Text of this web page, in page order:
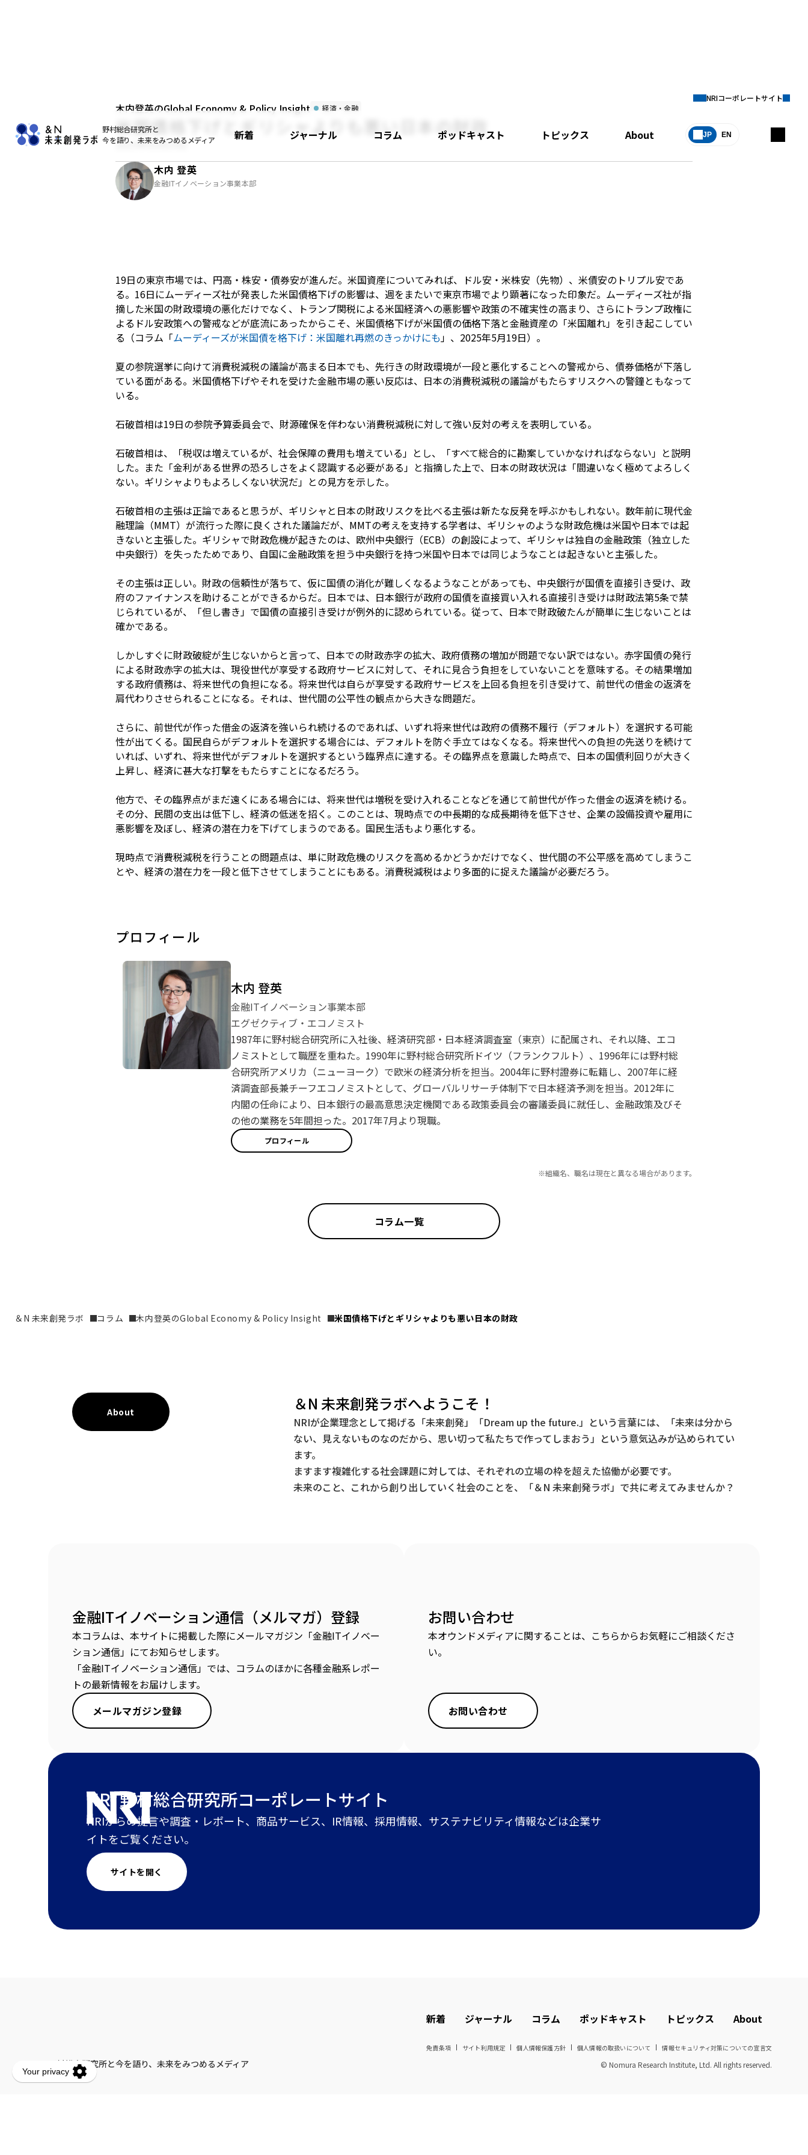
野村総合研究所と
今を語り、未来をみつめるメディア
新着 ジャーナル コラム ポッドキャスト トピックス About JP EN
NRIコーポレートサイト
木内登英のGlobal Economy & Policy Insight 経済・金融
米国債格下げとギリシャよりも悪い日本の財政
2025年05月19日
木内 登英
金融ITイノベーション事業本部
19日の東京市場では、円高・株安・債券安が進んだ。米国資産についてみれば、ドル安・米株安（先物）、米債安のトリプル安であ
る。16日にムーディーズ社が発表した米国債格下げの影響は、週をまたいで東京市場でより顕著になった印象だ。ムーディーズ社が指
摘した米国の財政環境の悪化だけでなく、トランプ関税による米国経済への悪影響や政策の不確実性の高まり、さらにトランプ政権に
よるドル安政策への警戒などが底流にあったからこそ、米国債格下げが米国債の価格下落と金融資産の「米国離れ」を引き起こしてい
る（コラム「ムーディーズが米国債を格下げ：米国離れ再燃のきっかけにも」、2025年5月19日）。
夏の参院選挙に向けて消費税減税の議論が高まる日本でも、先行きの財政環境が一段と悪化することへの警戒から、債券価格が下落し
ている面がある。米国債格下げやそれを受けた金融市場の悪い反応は、日本の消費税減税の議論がもたらすリスクへの警鐘ともなって
いる。
石破首相は19日の参院予算委員会で、財源確保を伴わない消費税減税に対して強い反対の考えを表明している。
石破首相は、「税収は増えているが、社会保障の費用も増えている」とし、「すべて総合的に勘案していかなければならない」と説明
した。また「金利がある世界の恐ろしさをよく認識する必要がある」と指摘した上で、日本の財政状況は「間違いなく極めてよろしく
ない。ギリシャよりもよろしくない状況だ」との見方を示した。
石破首相の主張は正論であると思うが、ギリシャと日本の財政リスクを比べる主張は新たな反発を呼ぶかもしれない。数年前に現代金
融理論（MMT）が流行った際に良くされた議論だが、MMTの考えを支持する学者は、ギリシャのような財政危機は米国や日本では起
きないと主張した。ギリシャで財政危機が起きたのは、欧州中央銀行（ECB）の創設によって、ギリシャは独自の金融政策（独立した
中央銀行）を失ったためであり、自国に金融政策を担う中央銀行を持つ米国や日本では同じようなことは起きないと主張した。
その主張は正しい。財政の信頼性が落ちて、仮に国債の消化が難しくなるようなことがあっても、中央銀行が国債を直接引き受け、政
府のファイナンスを助けることができるからだ。日本では、日本銀行が政府の国債を直接買い入れる直接引き受けは財政法第5条で禁
じられているが、「但し書き」で国債の直接引き受けが例外的に認められている。従って、日本で財政破たんが簡単に生じないことは
確かである。
しかしすぐに財政破綻が生じないからと言って、日本での財政赤字の拡大、政府債務の増加が問題でない訳ではない。赤字国債の発行
による財政赤字の拡大は、現役世代が享受する政府サービスに対して、それに見合う負担をしていないことを意味する。その結果増加
する政府債務は、将来世代の負担になる。将来世代は自らが享受する政府サービスを上回る負担を引き受けて、前世代の借金の返済を
肩代わりさせられることになる。それは、世代間の公平性の観点から大きな問題だ。
さらに、前世代が作った借金の返済を強いられ続けるのであれば、いずれ将来世代は政府の債務不履行（デフォルト）を選択する可能
性が出てくる。国民自らがデフォルトを選択する場合には、デフォルトを防ぐ手立てはなくなる。将来世代への負担の先送りを続けて
いれば、いずれ、将来世代がデフォルトを選択するという臨界点に達する。その臨界点を意識した時点で、日本の国債利回りが大きく
上昇し、経済に甚大な打撃をもたらすことになるだろう。
他方で、その臨界点がまだ遠くにある場合には、将来世代は増税を受け入れることなどを通じて前世代が作った借金の返済を続ける。
その分、民間の支出は低下し、経済の低迷を招く。このことは、現時点での中長期的な成長期待を低下させ、企業の設備投資や雇用に
悪影響を及ぼし、経済の潜在力を下げてしまうのである。国民生活もより悪化する。
現時点で消費税減税を行うことの問題点は、単に財政危機のリスクを高めるかどうかだけでなく、世代間の不公平感を高めてしまうこ
とや、経済の潜在力を一段と低下させてしまうことにもある。消費税減税はより多面的に捉えた議論が必要だろう。
プロフィール
木内 登英
金融ITイノベーション事業本部
エグゼクティブ・エコノミスト
1987年に野村総合研究所に入社後、経済研究部・日本経済調査室（東京）に配属され、それ以降、エコ
ノミストとして職歴を重ねた。1990年に野村総合研究所ドイツ（フランクフルト）、1996年には野村総
合研究所アメリカ（ニューヨーク）で欧米の経済分析を担当。2004年に野村證券に転籍し、2007年に経
済調査部長兼チーフエコノミストとして、グローバルリサーチ体制下で日本経済予測を担当。2012年に
内閣の任命により、日本銀行の最高意思決定機関である政策委員会の審議委員に就任し、金融政策及びそ
の他の業務を5年間担った。2017年7月より現職。
プロフィール
※組織名、職名は現在と異なる場合があります。
コラム一覧
＆N 未来創発ラボ コラム 木内登英のGlobal Economy & Policy Insight 米国債格下げとギリシャよりも悪い日本の財政
About ＆N 未来創発ラボへようこそ！
NRIが企業理念として掲げる「未来創発」「Dream up the future.」という言葉には、「未来は分から
ない、見えないものなのだから、思い切って私たちで作ってしまおう」という意気込みが込められてい
ます。
ますます複雑化する社会課題に対しては、それぞれの立場の枠を超えた協働が必要です。
未来のこと、これから創り出していく社会のことを、「＆N 未来創発ラボ」で共に考えてみませんか？
金融ITイノベーション通信（メルマガ）登録
本コラムは、本サイトに掲載した際にメールマガジン「金融ITイノベー
ション通信」にてお知らせします。
「金融ITイノベーション通信」では、コラムのほかに各種金融系レポー
トの最新情報をお届けします。
メールマガジン登録
お問い合わせ
本オウンドメディアに関することは、こちらからお気軽にご相談くださ
い。
お問い合わせ
NRI 野村総合研究所コーポレートサイト
NRIからの提言や調査・レポート、商品サービス、IR情報、採用情報、サステナビリティ情報などは企業サ
イトをご覧ください。
サイトを開く
野村総合研究所と今を語り、未来をみつめるメディア
新着 ジャーナル コラム ポッドキャスト トピックス About
免責条項 サイト利用規定 個人情報保護方針 個人情報の取扱いについて 情報セキュリティ対策についての宣言文
© Nomura Research Institute, Ltd. All rights reserved.